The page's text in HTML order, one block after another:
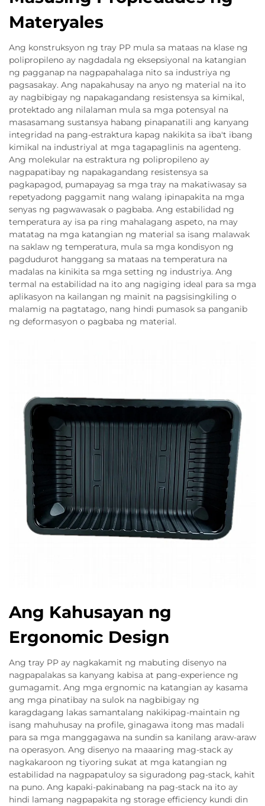
Materyales
Ang konstruksyon ng tray PP mula sa mataas na klase ng
polipropileno ay nagdadala ng eksepsiyonal na katangian
ng pagganap na nagpapahalaga nito sa industriya ng
pagsasakay. Ang napakahusay na anyo ng material na ito
ay nagbibigay ng napakagandang resistensya sa kimikal,
protektado ang nilalaman mula sa mga potensyal na
masasamang sustansya habang pinapanatili ang kanyang
integridad na pang-estraktura kapag nakikita sa iba't ibang
kimikal na industriyal at mga tagapaglinis na agenteng.
Ang molekular na estraktura ng polipropileno ay
nagpapatibay ng napakagandang resistensya sa
pagkapagod, pumapayag sa mga tray na makatiwasay sa
repetyadong paggamit nang walang ipinapakita na mga
senyas ng pagwawasak o pagbaba. Ang estabilidad ng
temperatura ay isa pa ring mahalagang aspeto, na may
matatag na mga katangian ng material sa isang malawak
na saklaw ng temperatura, mula sa mga kondisyon ng
pagdudurot hanggang sa mataas na temperatura na
madalas na kinikita sa mga setting ng industriya. Ang
termal na estabilidad na ito ang nagiging ideal para sa mga
aplikasyon na kailangan ng mainit na pagsisingkiling o
malamig na pagtatago, nang hindi pumasok sa panganib
ng deformasyon o pagbaba ng material.
Ang Kahusayan ng
Ergonomic Design
Ang tray PP ay nagkakamit ng mabuting disenyo na
nagpapalakas sa kanyang kabisa at pang-experience ng
gumagamit. Ang mga ergnomic na katangian ay kasama
ang mga pinatibay na sulok na nagbibigay ng
karagdagang lakas samantalang nakikipag-maintain ng
isang mahuhusay na profile, ginagawa itong mas madali
para sa mga manggagawa na sundin sa kanilang araw-araw
na operasyon. Ang disenyo na maaaring mag-stack ay
nagkakaroon ng tiyoring sukat at mga katangian ng
estabilidad na nagpapatuloy sa siguradong pag-stack, kahit
na puno. Ang kapaki-pakinabang na pag-stack na ito ay
hindi lamang nagpapakita ng storage efficiency kundi din